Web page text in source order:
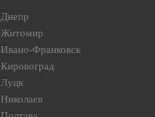
Днепр
Житомир
Ивано-Франковск
Кировоград
Луцк
Николаев